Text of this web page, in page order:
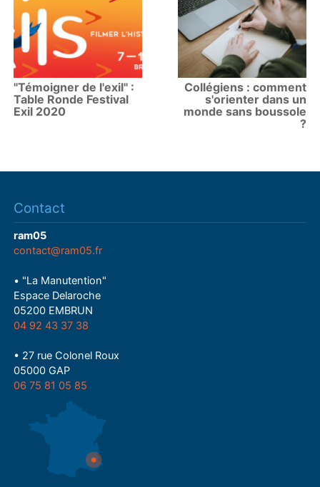
"Témoigner de l'exil" :
Table Ronde Festival
Exil 2020
Collégiens : comment
s'orienter dans un
monde sans boussole
?
Contact
ram05
contact@ram05.fr
• "La Manutention"
Espace Delaroche
05200 EMBRUN
04 92 43 37 38
• 27 rue Colonel Roux
05000 GAP
06 75 81 05 85